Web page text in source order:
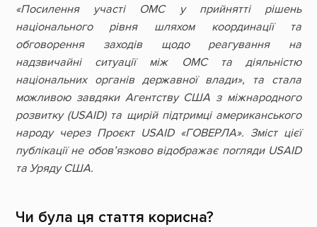
«Посилення участі ОМС у прийнятті рішень
національного рівня шляхом координації та
обговорення заходів щодо реагування на
надзвичайні ситуації між ОМС та діяльністю
національних органів державної влади», та стала
можливою завдяки Агентству США з міжнародного
розвитку (USAID) та щирій підтримці американського
народу через Проєкт USAID «ГОВЕРЛА». Зміст цієї
публікації не обов’язково відображає погляди USAID
та Уряду США.
Чи була ця стаття корисна?